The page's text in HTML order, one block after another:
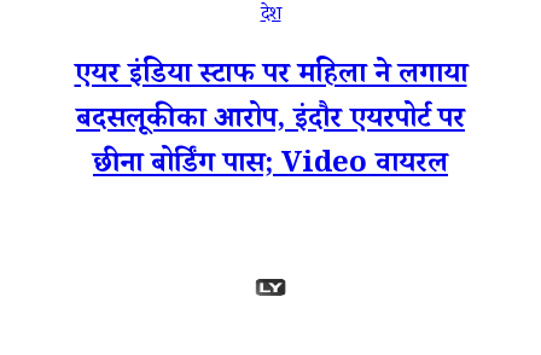
देश
एयर इंडिया स्टाफ पर महिला ने लगाया
बदसलूकी का आरोप, इंदौर एयरपोर्ट पर
छीना बोर्डिंग पास; Video वायरल